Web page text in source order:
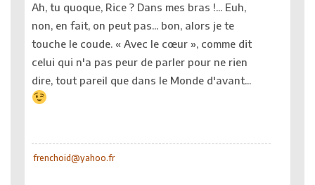
Ah, tu quoque, Rice ? Dans mes bras !... Euh,
non, en fait, on peut pas... bon, alors je te
touche le coude. « Avec le cœur », comme dit
celui qui n'a pas peur de parler pour ne rien
dire, tout pareil que dans le Monde d'avant...
frenchoid@yahoo.fr